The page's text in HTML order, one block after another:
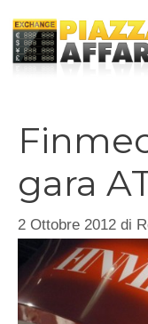
contenuto
gara
2 Ottobre 2012 di